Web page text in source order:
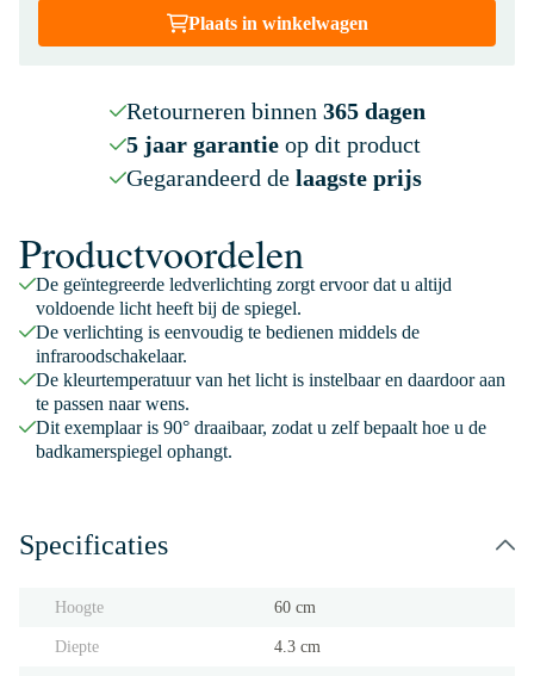
Plaats in winkelwagen
Retourneren binnen 365 dagen
5 jaar garantieop dit product
Gegarandeerd de laagste prijs
Productvoordelen
De geïntegreerde ledverlichting zorgt ervoor dat u altijd
voldoende licht heeft bij de spiegel.
De verlichting is eenvoudig te bedienen middels de
infraroodschakelaar.
De kleurtemperatuur van het licht is instelbaar en daardoor aan
te passen naar wens.
Dit exemplaar is 90° draaibaar, zodat u zelf bepaalt hoe u de
badkamerspiegel ophangt.
Specificaties
Hoogte 60 cm
Diepte 4.3 cm